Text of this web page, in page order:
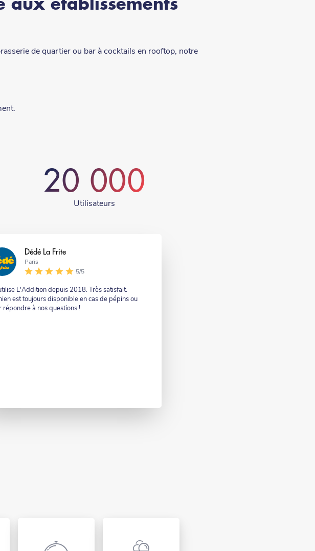
aux établissements
de quartier ou bar à cocktails en rooftop, notre
20 000
Utilisateurs
Nom
Dédé La Frite
Nom
suffixe
Paris
5/5
L'Addition depuis 2018. Très satisfait.
est toujours disponible en cas de pépins ou
répondre à nos questions !